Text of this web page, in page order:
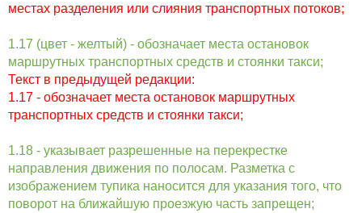
местах разделения или слияния транспортных потоков;
1.17 (цвет - желтый) - обозначает места остановок
маршрутных транспортных средств и стоянки такси;
Текст в предыдущей редакции:
1.17 - обозначает места остановок маршрутных
транспортных средств и стоянки такси;
1.18 - указывает разрешенные на перекрестке
направления движения по полосам. Разметка с
изображением тупика наносится для указания того, что
поворот на ближайшую проезжую часть запрещен;